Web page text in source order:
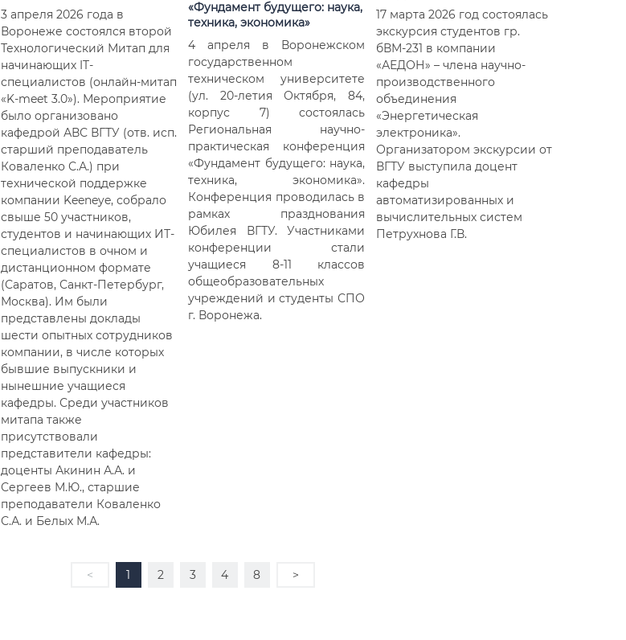
3 апреля 2026 года в
Воронеже состоялся второй
Технологический Митап для
начинающих IT-
специалистов (онлайн-митап
«K-meet 3.0»). Мероприятие
было организовано
кафедрой АВС ВГТУ (отв. исп.
старший преподаватель
Коваленко С.А.) при
технической поддержке
компании Keeneye, собрало
свыше 50 участников,
студентов и начинающих ИТ-
специалистов в очном и
дистанционном формате
(Саратов, Санкт-Петербург,
Москва). Им были
представлены доклады
шести опытных сотрудников
компании, в числе которых
бывшие выпускники и
нынешние учащиеся
кафедры. Среди участников
митапа также
присутствовали
представители кафедры:
доценты Акинин А.А. и
Сергеев М.Ю., старшие
преподаватели Коваленко
С.А. и Белых М.А.
«Фундамент будущего: наука,
техника, экономика»
4 апреля в Воронежском
государственном
техническом университете
(ул. 20-летия Октября, 84,
корпус 7) состоялась
Региональная научно-
практическая конференция
«Фундамент будущего: наука,
техника, экономика».
Конференция проводилась в
рамках празднования
Юбилея ВГТУ. Участниками
конференции стали
учащиеся 8-11 классов
общеобразовательных
учреждений и студенты СПО
г. Воронежа.
17 марта 2026 год состоялась
экскурсия студентов гр.
бВМ-231 в компании
«АЕДОН» – члена научно-
производственного
объединения
«Энергетическая
электроника».
Организатором экскурсии от
ВГТУ выступила доцент
кафедры
автоматизированных и
вычислительных систем
Петрухнова Г.В.
< 1 2 3 4 8 >